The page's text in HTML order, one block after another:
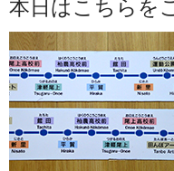
本日はこちらを